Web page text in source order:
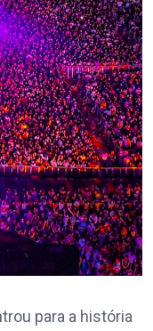
para a história